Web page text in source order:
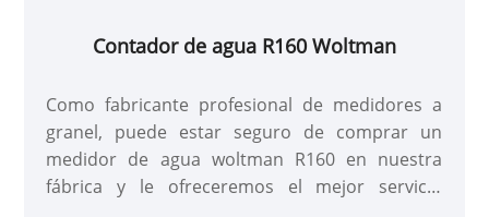
Contador de agua R160 Woltman
Como fabricante profesional de medidores a
granel, puede estar seguro de comprar un
medidor de agua woltman R160 en nuestra
fábrica y le ofreceremos el mejor servicio